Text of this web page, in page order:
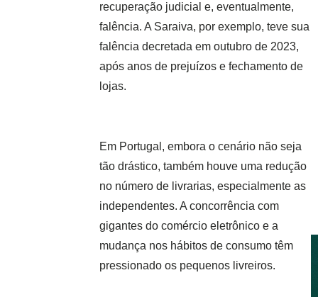
recuperação judicial e, eventualmente,
falência. A Saraiva, por exemplo, teve sua
falência decretada em outubro de 2023,
após anos de prejuízos e fechamento de
lojas.
Em Portugal, embora o cenário não seja
tão drástico, também houve uma redução
no número de livrarias, especialmente as
independentes. A concorrência com
gigantes do comércio eletrônico e a
mudança nos hábitos de consumo têm
pressionado os pequenos livreiros.